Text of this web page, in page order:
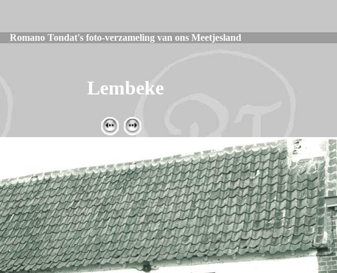
Romano Tondat's foto-verzameling van ons Meetjesland
Lembeke